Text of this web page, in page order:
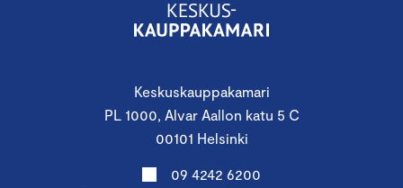
Keskuskauppakamari
PL 1000, Alvar Aallon katu 5 C
00101 Helsinki
09 4242 6200